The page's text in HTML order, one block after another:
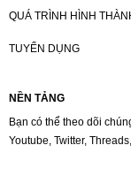
QUÁ TRÌNH HÌNH
TUYỂN DỤNG
NỀN TẢNG
Bạn có thể theo dõi
Youtube, Twitter,